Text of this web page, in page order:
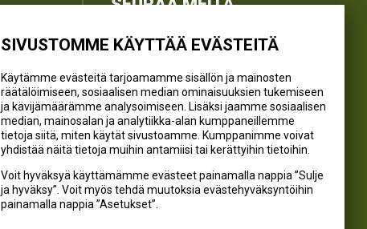
SIVUSTOMME KÄYTTÄÄ EVÄSTEITÄ
Käytämme evästeitä tarjoamamme sisällön ja mainosten
räätälöimiseen, sosiaalisen median ominaisuuksien tukemiseen
ja kävijämäärämme analysoimiseen. Lisäksi jaamme sosiaalisen
median, mainosalan ja analytiikka-alan kumppaneillemme
tietoja siitä, miten käytät sivustoamme. Kumppanimme voivat
yhdistää näitä tietoja muihin antamiisi tai kerättyihin tietoihin.
Voit hyväksyä käyttämämme evästeet painamalla nappia ”Sulje
ja hyväksy”. Voit myös tehdä muutoksia evästehyväksyntöihin
painamalla nappia ”Asetukset”.
SEURAA MEITÄ
@kivikangaskalastus
@kivikangas_kalastus
@kivikangaskasvihuoneet
Kivikangas Oy